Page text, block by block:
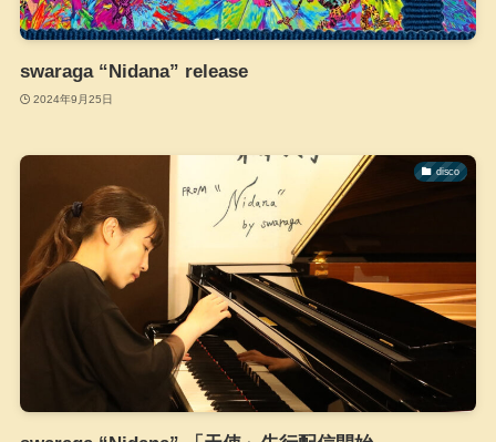
swaraga “Nidana” release
2024年9月25日
disco